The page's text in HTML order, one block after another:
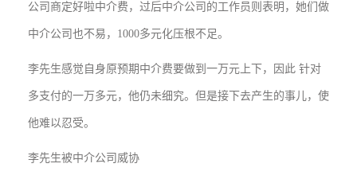
公司商定好啦中介费，过后中介公司的工作员则表明，她们做
中介公司也不易，1000多元化压根不足。
李先生感觉自身原预期中介费要做到一万元上下，因此 针对
多支付的一万多元，他仍未细究。但是接下去产生的事儿，使
他难以忍受。
李先生被中介公司威协